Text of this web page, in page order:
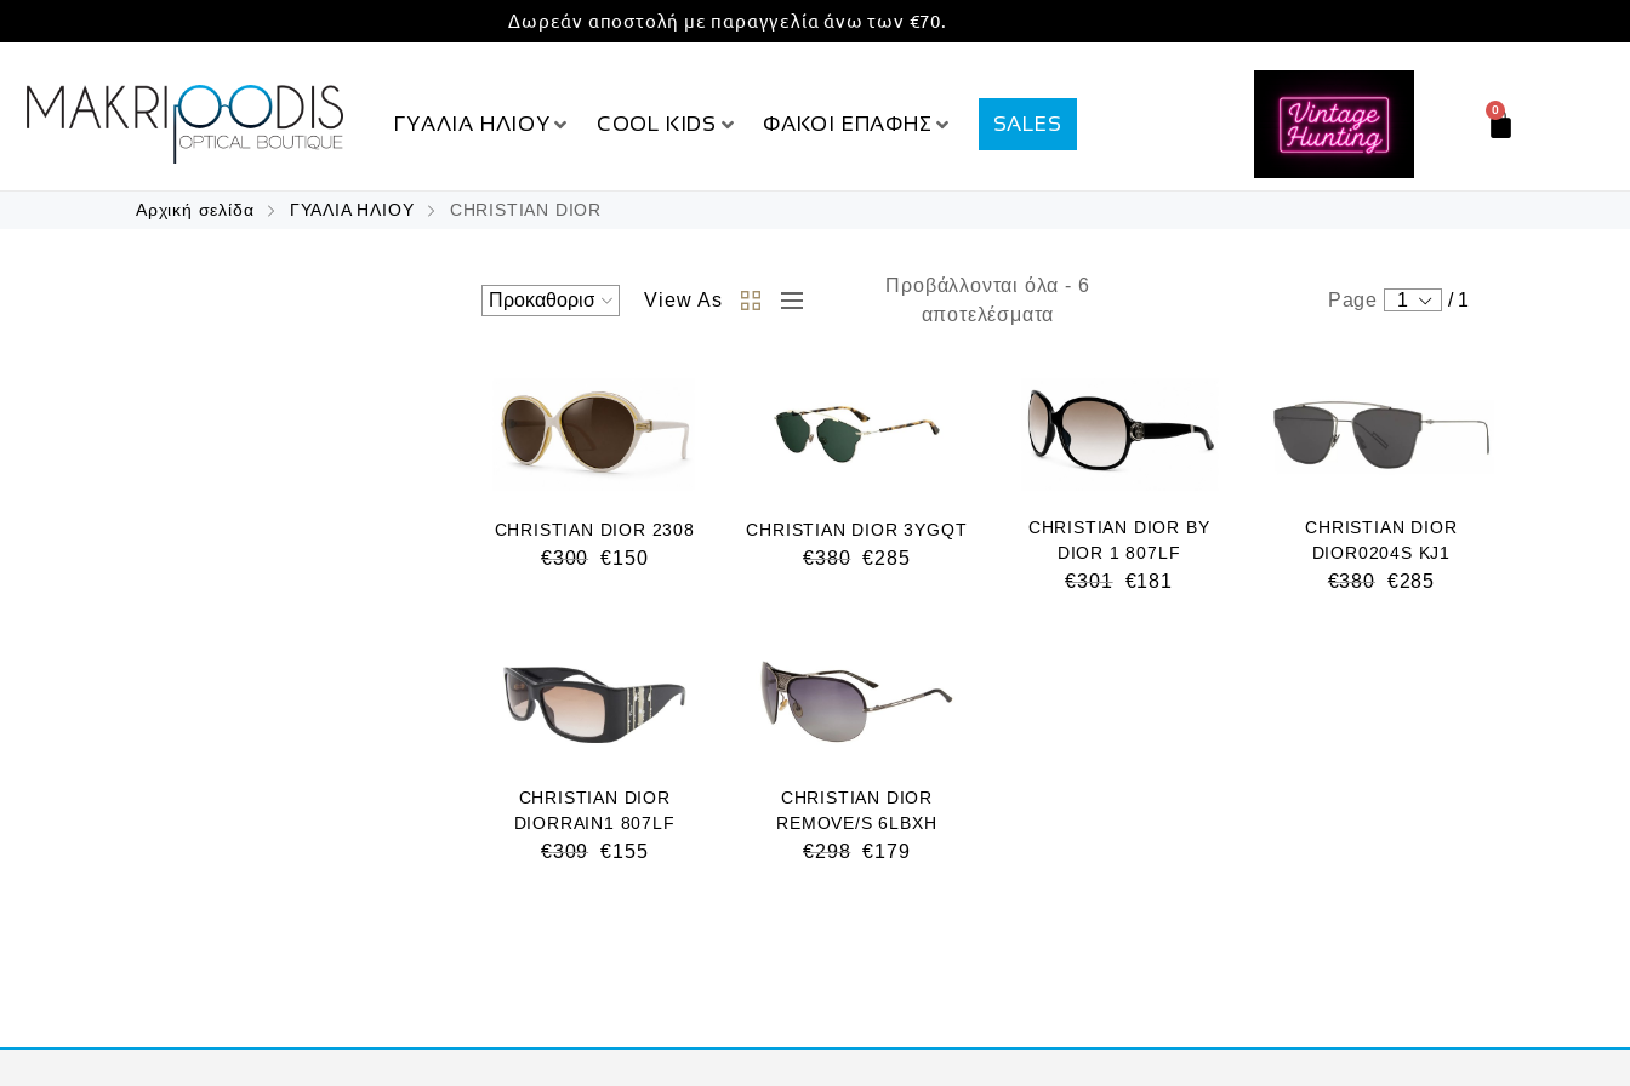
Δωρεάν αποστολή με παραγγελία άνω των €70.
ΓΥΑΛΙΑ ΗΛΙΟΥ COOL KIDS ΦΑΚΟΙ ΕΠΑΦΗΣ SALES
0
Αρχική σελίδα ΓΥΑΛΙΑ ΗΛΙΟΥ CHRISTIAN DIOR
View As
Προβάλλονται όλα - 6
αποτελέσματα
Page 1 / 1
CHRISTIAN DIOR 2308
€300 €150
CHRISTIAN DIOR 3YGQT
€380 €285
CHRISTIAN DIOR BY
DIOR 1 807LF
€301 €181
CHRISTIAN DIOR
DIOR0204S KJ1
€380 €285
CHRISTIAN DIOR
DIORRAIN1 807LF
€309 €155
CHRISTIAN DIOR
REMOVE/S 6LBXH
€298 €179